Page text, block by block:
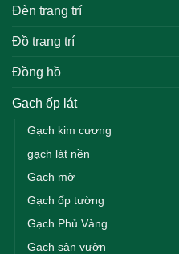
Đèn trang trí
Đồ trang trí
Đồng hồ
Gạch ốp lát
Gạch kim cương
gạch lát nền
Gạch mờ
Gạch ốp tường
Gạch Phủ Vàng
Gạch sân vườn